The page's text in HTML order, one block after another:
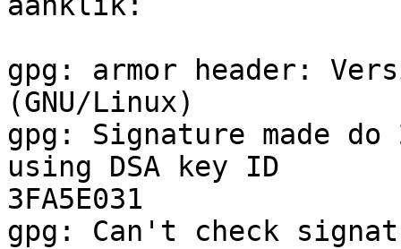
gpg: armor header:
(GNU/Linux)
gpg: Signature made do
using DSA key ID
3FA5E031
gpg: Can't check